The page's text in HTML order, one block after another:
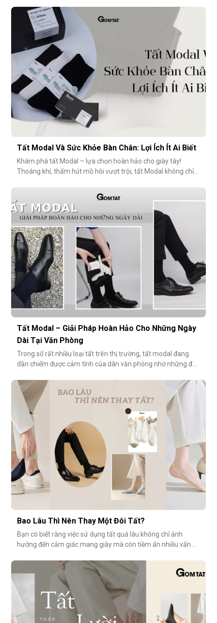
modal cao cấp – những điều có thể bạn chưa từng để ý
nhưng lại ảnh hưởng rất nhiều đến trải nghiệm hằng
ngày.Chất liệu sợi modalĐiểm
Tất Modal Và Sức Khỏe Bàn Chân: Lợi Ích Ít Ai Biết
Khám phá tất Modal – lựa chọn hoàn hảo cho giày tây!
Thoáng khí, thấm hút mồ hôi vượt trội, tất Modal không chỉ
ngăn mùi hôi và bệnh da liễu. Hãy cùng khám phá lý do vì sao
tất Modal đang trở thành xu hướng không thể thiếu cho các
quý ông hiện đ
Tất Modal – Giải Pháp Hoàn Hảo Cho Những Ngày
Dài Tại Văn Phòng
Trong số rất nhiều loại tất trên thị trường, tất modal đang
dần chiếm được cảm tình của dân văn phòng nhờ những đặc
cùng khám phá vì sao tất modal lại được xem là lựa chọn lý
tưởng cho những ngày dài tại văn phòng.Khi đôi chân “lên
tiếng” s
Bao Lâu Thì Nên Thay Một Đôi Tất?
Bạn có biết rằng việc sử dụng tất quá lâu không chỉ ảnh
hưởng đến cảm giác mang giày mà còn tiềm ẩn nhiều vấn đề
Cùng GOMTAT tìm hiểu nhé.Tuổi thọ trung bình của một đôi
tất là bao lâu?Trung bình, một đôi tất sử dụng thường xuyên